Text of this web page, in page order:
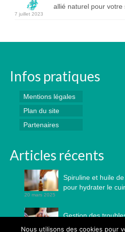
allié naturel pour votre
7 juillet 2023
Infos pratiques
Mentions légales
Plan du site
Partenaires
Articles récents
Spiruline et huile
pour hydrater le
20 mars 2025
Gestion des
l’art-thérapie
Nous utilisons des cookies pour